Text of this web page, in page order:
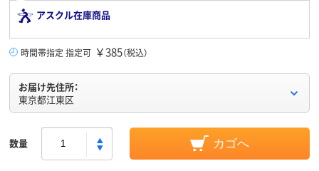
アスクル在庫商品
時間帯指定 指定可 ￥385（税込）
お届け先住所：
東京都江東区
数量 カゴへ